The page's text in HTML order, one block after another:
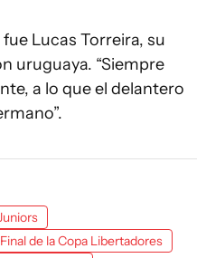
Lucas Torreira, su
uruguaya. “Siempre
a lo que el delantero
Final de la Copa Libertadores